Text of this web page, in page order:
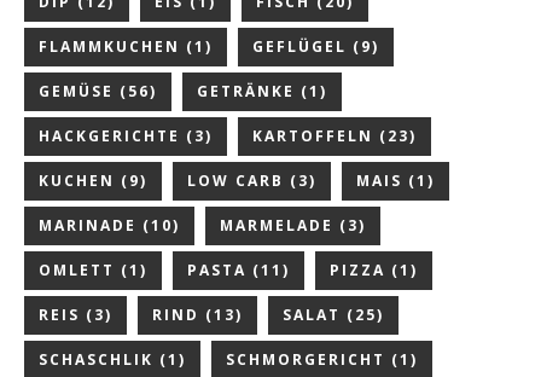
FLAMMKUCHEN (1) GEFLÜGEL (9)
GEMÜSE (56) GETRÄNKE (1)
HACKGERICHTE (3) KARTOFFELN (23)
KUCHEN (9) LOW CARB (3) MAIS (1)
MARINADE (10) MARMELADE (3)
OMLETT (1) PASTA (11) PIZZA (1)
REIS (3) RIND (13) SALAT (25)
SCHASCHLIK (1) SCHMORGERICHT (1)